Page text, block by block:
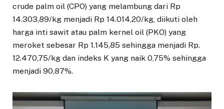
crude palm oil (CPO) yang melambung dari Rp
14.303,89/kg menjadi Rp 14.014,20/kg, diikuti oleh
harga inti sawit atau palm kernel oil (PKO) yang
meroket sebesar Rp 1.145,85 sehingga menjadi Rp.
12.470,75/kg dan indeks K yang naik 0,75% sehingga
menjadi 90,87%.